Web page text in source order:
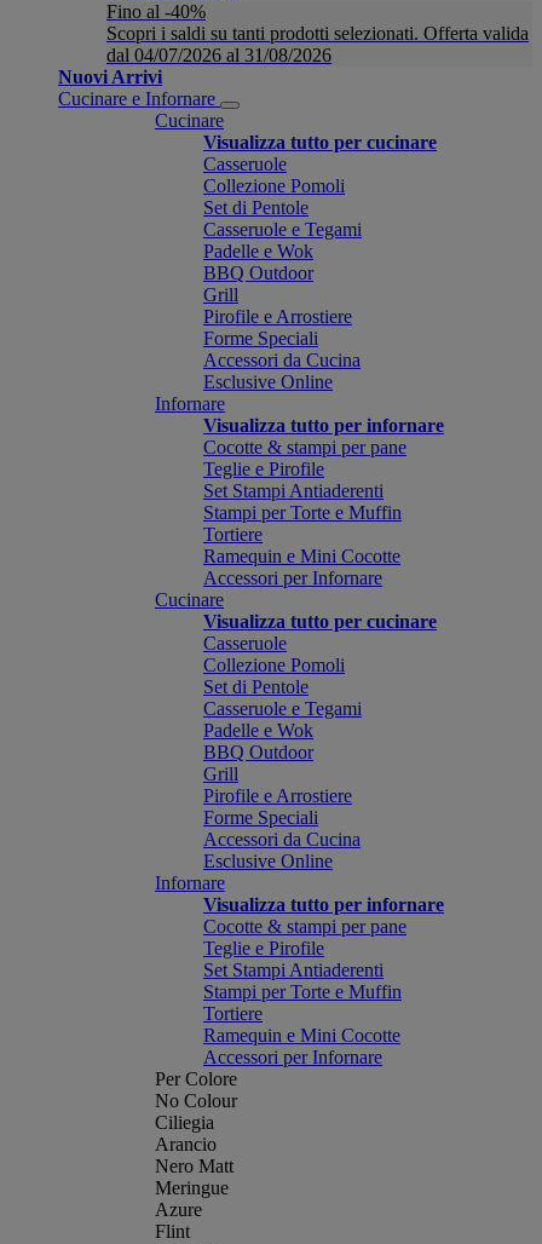
Fino al -40%
Scopri i saldi su tanti prodotti selezionati. Offerta valida
dal 04/07/2026 al 31/08/2026
Nuovi Arrivi
Cucinare e Infornare
Cucinare
Visualizza tutto per cucinare
Casseruole
Collezione Pomoli
Set di Pentole
Casseruole e Tegami
Padelle e Wok
BBQ Outdoor
Grill
Pirofile e Arrostiere
Forme Speciali
Accessori da Cucina
Esclusive Online
Infornare
Visualizza tutto per infornare
Cocotte & stampi per pane
Teglie e Pirofile
Set Stampi Antiaderenti
Stampi per Torte e Muffin
Tortiere
Ramequin e Mini Cocotte
Accessori per Infornare
Cucinare
Visualizza tutto per cucinare
Casseruole
Collezione Pomoli
Set di Pentole
Casseruole e Tegami
Padelle e Wok
BBQ Outdoor
Grill
Pirofile e Arrostiere
Forme Speciali
Accessori da Cucina
Esclusive Online
Infornare
Visualizza tutto per infornare
Cocotte & stampi per pane
Teglie e Pirofile
Set Stampi Antiaderenti
Stampi per Torte e Muffin
Tortiere
Ramequin e Mini Cocotte
Accessori per Infornare
Per Colore
No Colour
Ciliegia
Arancio
Nero Matt
Meringue
Azure
Flint